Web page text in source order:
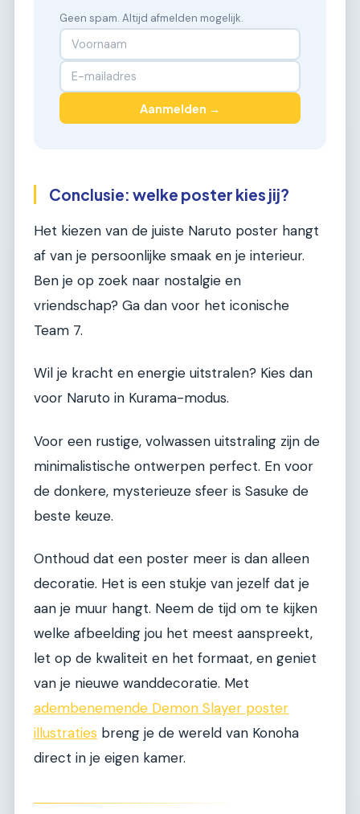
Geen spam. Altijd afmelden mogelijk.
Aanmelden →
Conclusie: welke poster kies jij?
Het kiezen van de juiste Naruto poster hangt
af van je persoonlijke smaak en je interieur.
Ben je op zoek naar nostalgie en
vriendschap? Ga dan voor het iconische
Team 7.
Wil je kracht en energie uitstralen? Kies dan
voor Naruto in Kurama-modus.
Voor een rustige, volwassen uitstraling zijn de
minimalistische ontwerpen perfect. En voor
de donkere, mysterieuze sfeer is Sasuke de
beste keuze.
Onthoud dat een poster meer is dan alleen
decoratie. Het is een stukje van jezelf dat je
aan je muur hangt. Neem de tijd om te kijken
welke afbeelding jou het meest aanspreekt,
let op de kwaliteit en het formaat, en geniet
van je nieuwe wanddecoratie. Met
adembenemende Demon Slayer poster
illustraties breng je de wereld van Konoha
direct in je eigen kamer.